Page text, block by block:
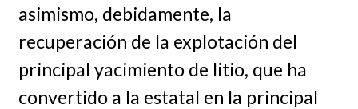
asimismo, debidamente, la
recuperación de la explotación del
principal yacimiento de litio, que ha
convertido a la estatal en la principal